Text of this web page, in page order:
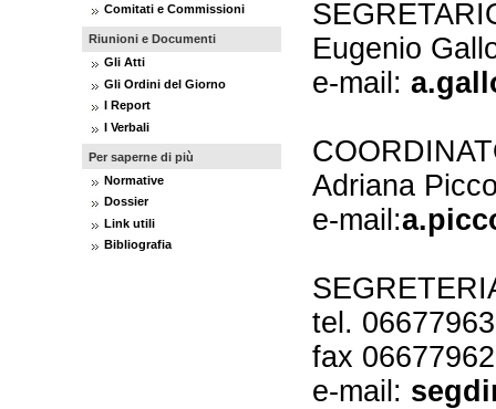
Comitati e Commissioni
Riunioni e Documenti
Gli Atti
Gli Ordini del Giorno
I Report
I Verbali
Per saperne di più
Normative
Dossier
Link utili
Bibliografia
Eugenio
e-mail:
Adriana
e-mail:
tel.
fax
e-mail: